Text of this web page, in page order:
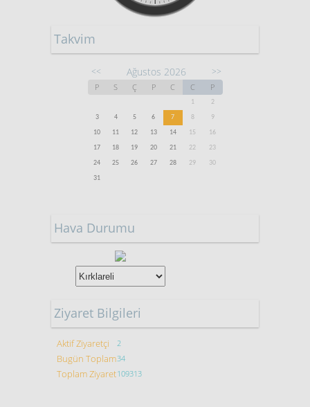
Takvim
<< Ağustos 2026 >>
P S Ç P C C P
1
2
3
4 5 6 7 8
9
10
11 12 13 14 15
16
17
18 19 20 21 22
23
24
25 26 27 28 29
30
31
Hava Durumu
Ziyaret Bilgileri
Aktif Ziyaretçi 2
Bugün Toplam34
Toplam Ziyaret109313